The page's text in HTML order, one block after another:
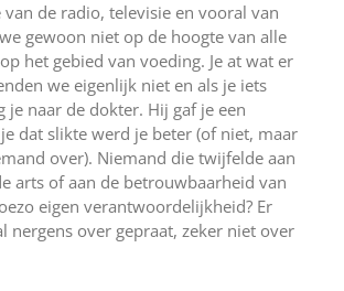
de radio, televisie en vooral van
gewoon niet op de hoogte van alle
het gebied van voeding. Je at wat er
we eigenlijk niet en als je iets
je naar de dokter. Hij gaf je een
dat slikte werd je beter (of niet, maar
over). Niemand die twijfelde aan
arts of aan de betrouwbaarheid van
eigen verantwoordelijkheid? Er
nergens over gepraat, zeker niet over